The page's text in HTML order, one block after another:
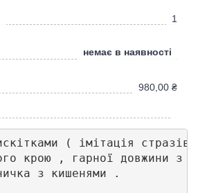
1
немає в наявності
980,00 ₴
( імітація
крою , гарної довжини з
з кишенями .